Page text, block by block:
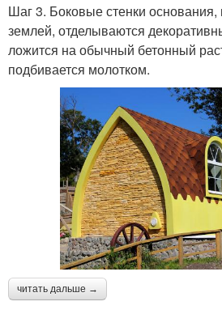
Шаг 3. Боковые стенки
землей, отделываются
ложится на обычный бетонный
подбивается молотком.
читать дальше →